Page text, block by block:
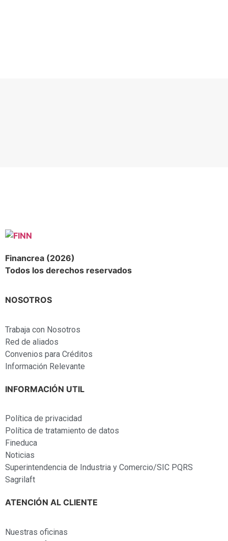
Financrea (2026)
Todos los derechos reservados
NOSOTROS
Trabaja con Nosotros
Red de aliados
Convenios para Créditos
Información Relevante
INFORMACIÓN UTIL
Política de privacidad
Política de tratamiento de datos
Fineduca
Noticias
Superintendencia de Industria y Comercio/SIC PQRS
Sagrilaft
ATENCIÓN AL CLIENTE
Nuestras oficinas